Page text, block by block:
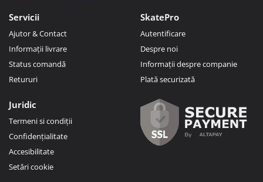
Servicii
Ajutor & Contact
Informații livrare
Status comandă
Retururi
SkatePro
Autentificare
Despre noi
Informații despre companie
Plată securizată
Juridic
Termeni si condiții
Confidențialitate
Accesibilitate
Setări cookie